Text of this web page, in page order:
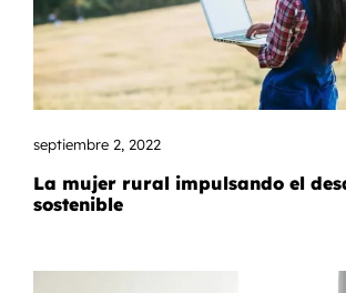
septiembre 2, 2022
La mujer rural impulsando el
sostenible